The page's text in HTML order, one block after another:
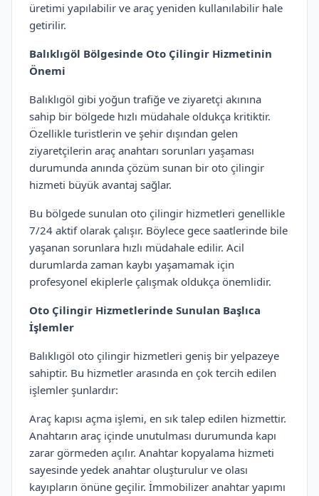
üretimi yapılabilir ve araç yeniden kullanılabilir hale
getirilir.
Balıklıgöl Bölgesinde Oto Çilingir Hizmetinin
Önemi
Balıklıgöl gibi yoğun trafiğe ve ziyaretçi akınına
sahip bir bölgede hızlı müdahale oldukça kritiktir.
Özellikle turistlerin ve şehir dışından gelen
ziyaretçilerin araç anahtarı sorunları yaşaması
durumunda anında çözüm sunan bir oto çilingir
hizmeti büyük avantaj sağlar.
Bu bölgede sunulan oto çilingir hizmetleri genellikle
7/24 aktif olarak çalışır. Böylece gece saatlerinde bile
yaşanan sorunlara hızlı müdahale edilir. Acil
durumlarda zaman kaybı yaşamamak için
profesyonel ekiplerle çalışmak oldukça önemlidir.
Oto Çilingir Hizmetlerinde Sunulan Başlıca
İşlemler
Balıklıgöl oto çilingir hizmetleri geniş bir yelpazeye
sahiptir. Bu hizmetler arasında en çok tercih edilen
işlemler şunlardır:
Araç kapısı açma işlemi, en sık talep edilen hizmettir.
Anahtarın araç içinde unutulması durumunda kapı
zarar görmeden açılır. Anahtar kopyalama hizmeti
sayesinde yedek anahtar oluşturulur ve olası
kayıpların önüne geçilir. İmmobilizer anahtar yapımı